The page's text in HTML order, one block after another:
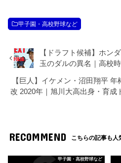
甲子園・高校野球など
【ドラフト候補】ホン
玉のダルの異名｜高校
【巨人】イケメン・沼田翔平
改 2020年｜旭川大高出身・育成
RECOMMEND こちらの記事も人
甲子園・高校野球など